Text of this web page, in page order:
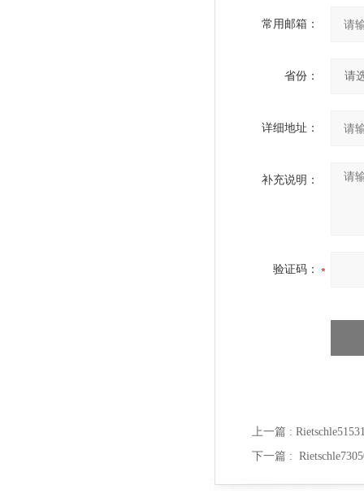
常用邮箱：
省份：
详细地址：
补充说明：
验证码：
上一篇 :
下一篇 :